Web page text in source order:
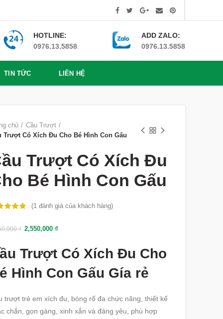
HOTLINE:
0976.13.5858
ADD ZALO:
0976.13.5858
TIN TỨC LIÊN HỆ
chủ
Cầu Trượt
Trượt Có Xích Đu Cho Bé Hình Con Gấu
Trượt Có Xích Đu
Bé Hình Con Gấu
(1đánh giá của khách hàng)
₫ 2,550,000 ₫
Trượt Có Xích Đu Cho
Hình Con Gấu Gía rẻ
trượt trẻ em xích đu, bóng rổ đa chức năng, thiết kế
chắn, gọn gàng, xinh xắn và đáng yêu, phù hợp